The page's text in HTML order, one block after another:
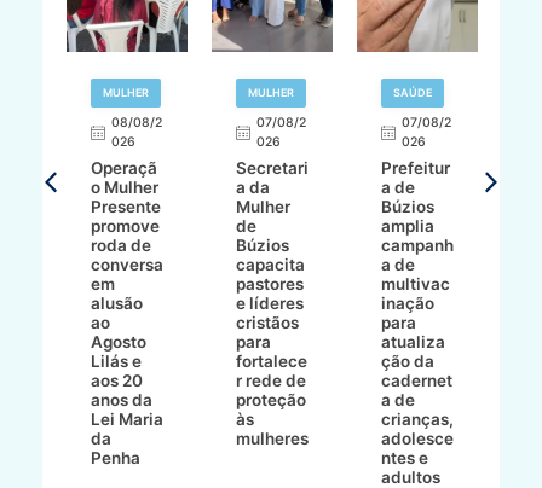
MULHER
08/08/2
026
Operaçã
o Mulher
Presente
promove
roda de
conversa
em
alusão
ao
Agosto
Lilás e
aos 20
anos da
Lei Maria
da
Penha
MULHER
07/08/2
026
Secretari
a da
Mulher
de
Búzios
capacita
pastores
e líderes
cristãos
para
fortalece
r rede de
proteção
às
mulheres
SAÚDE
07/08/2
026
Prefeitur
a de
Búzios
amplia
campanh
a de
multivac
inação
para
atualiza
ção da
cadernet
a de
crianças,
adolesce
ntes e
adultos